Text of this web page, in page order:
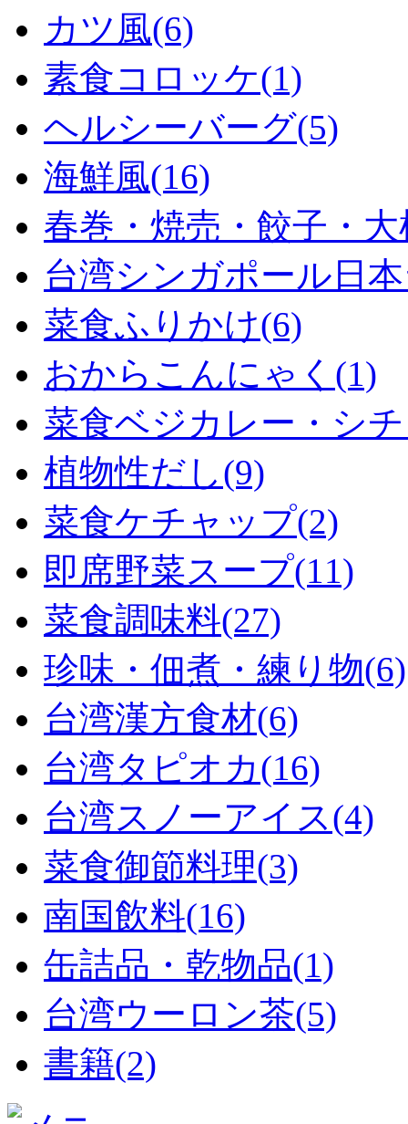
カツ風(6)
素食コロッケ(1)
ヘルシーバーグ(5)
海鮮風(16)
春巻・焼売・餃子・
台湾シンガポール日
菜食ふりかけ(6)
おからこんにゃく(1)
菜食ベジカレー・シ
植物性だし(9)
菜食ケチャップ(2)
即席野菜スープ(11)
菜食調味料(27)
珍味・佃煮・練り物(6)
台湾漢方食材(6)
台湾タピオカ(16)
台湾スノーアイス(4)
菜食御節料理(3)
南国飲料(16)
缶詰品・乾物品(1)
台湾ウーロン茶(5)
書籍(2)